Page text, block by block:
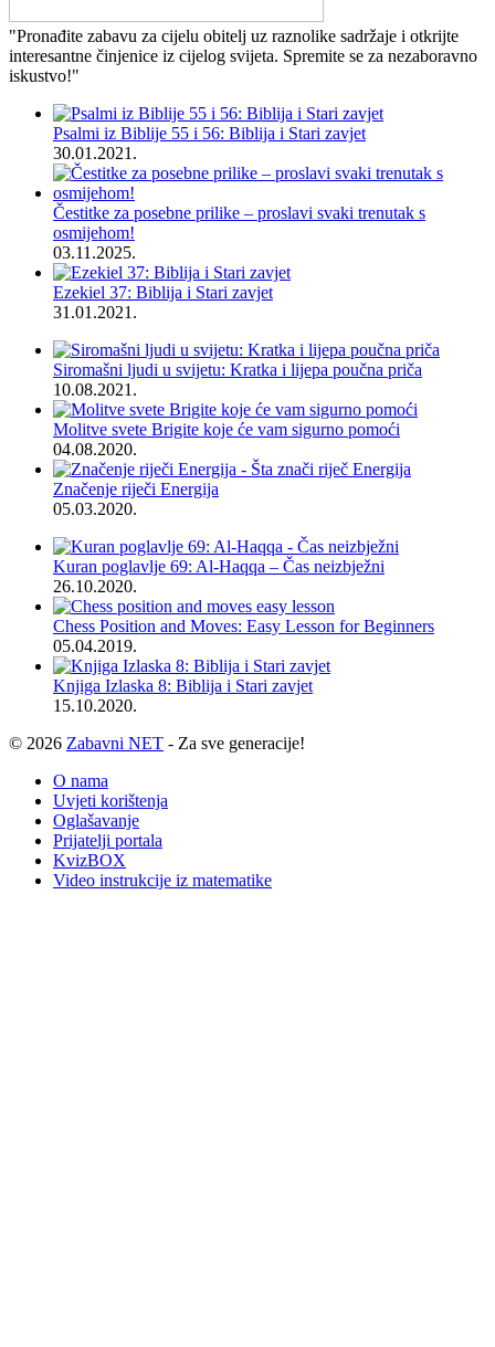
"Pronađite zabavu za cijelu obitelj uz raznolike sadržaje i otkrijte
interesantne činjenice iz cijelog svijeta. Spremite se za nezaboravno
iskustvo!"
Psalmi iz Biblije 55 i 56: Biblija i Stari zavjet
30.01.2021.
Čestitke za posebne prilike – proslavi svaki trenutak s
osmijehom!
03.11.2025.
Ezekiel 37: Biblija i Stari zavjet
31.01.2021.
Siromašni ljudi u svijetu: Kratka i lijepa poučna priča
10.08.2021.
Molitve svete Brigite koje će vam sigurno pomoći
04.08.2020.
Značenje riječi Energija
05.03.2020.
Kuran poglavlje 69: Al-Haqqa – Čas neizbježni
26.10.2020.
Chess Position and Moves: Easy Lesson for Beginners
05.04.2019.
Knjiga Izlaska 8: Biblija i Stari zavjet
15.10.2020.
© 2026 Zabavni NET - Za sve generacije!
O nama
Uvjeti korištenja
Oglašavanje
Prijatelji portala
KvizBOX
Video instrukcije iz matematike